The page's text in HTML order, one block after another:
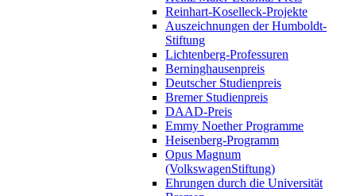
Reinhart-Koselleck-Projekte
Auszeichnungen der Humboldt-
Stiftung
Lichtenberg-Professuren
Berninghausenpreis
Deutscher Studienpreis
Bremer Studienpreis
DAAD-Preis
Emmy Noether Programme
Heisenberg-Programm
Opus Magnum
(VolkswagenStiftung)
Ehrungen durch die Universität